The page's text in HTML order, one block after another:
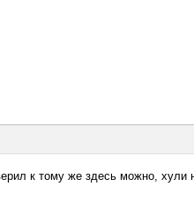
к тому же здесь можно, хули